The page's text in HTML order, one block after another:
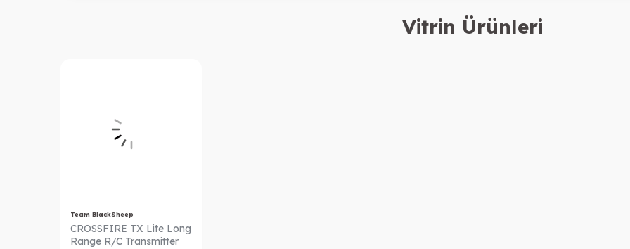
Vitrin Ürünleri
Team BlackSheep
CROSSFIRE TX Lite Long
Range R/C Transmitter